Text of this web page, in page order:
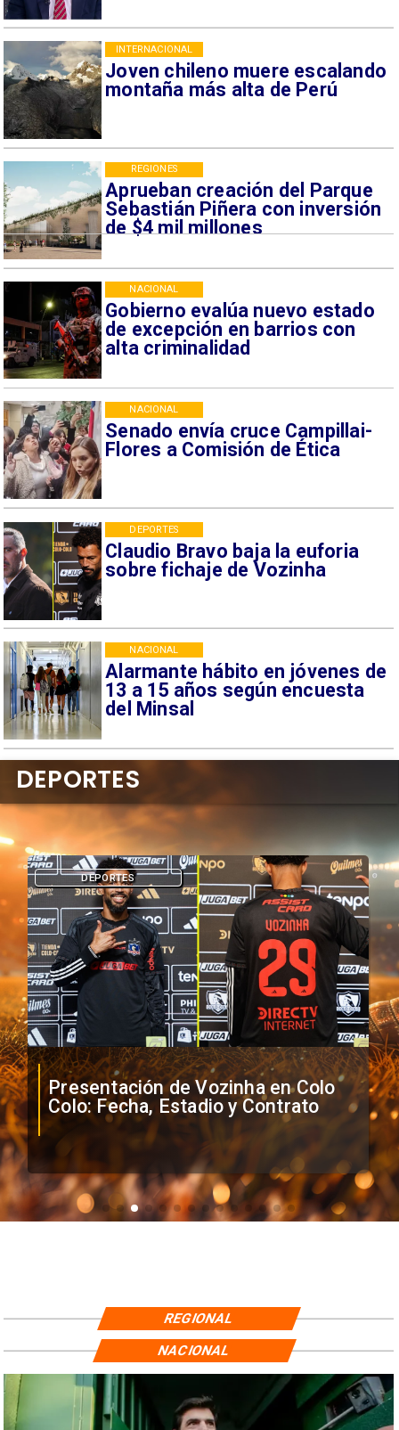
Joven chileno muere escalando
montaña más alta de Perú
INTERNACIONAL
Aprueban creación del Parque
Sebastián Piñera con inversión
de $4 mil millones
REGIONES
Gobierno evalúa nuevo estado
de excepción en barrios con
alta criminalidad
NACIONAL
Senado envía cruce Campillai-
Flores a Comisión de Ética
NACIONAL
Claudio Bravo baja la euforia
sobre fichaje de Vozinha
DEPORTES
Alarmante hábito en jóvenes de
13 a 15 años según encuesta
del Minsal
NACIONAL
Presentación de Vozinha en Colo
Colo: Fecha, Estadio y Contrato
DEPORTES
DEPORTES
REGIONAL
NACIONAL